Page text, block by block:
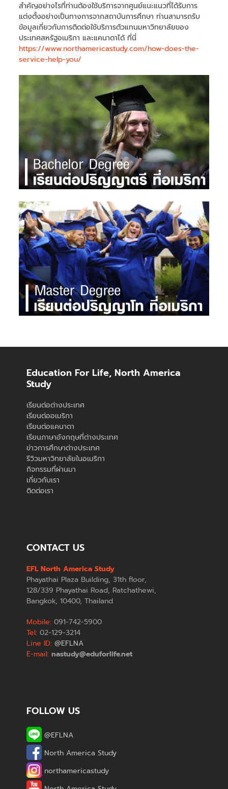
สำคัญอย่างไรที่ท่านต้องใช้บริการจากศูนย์แนะแนวที่ได้รับการ
แต่งตั้งอย่างเป็นทางการจากสถาบันการศึกษา ท่านสามารถรับ
ข้อมูลเกี่ยวกับการติดต่อใช้บริการตัวแทนมหาวิทยาลัยของ
ประเทศสหรัฐอเมริกา และแคนาดาได้ ที่นี่
https://www.northamericastudy.com/how-does-the-
service-help-you/
Education For Life, North America
Study
เรียนต่อต่างประเทศ
เรียนต่ออเมริกา
เรียนต่อแคนาดา
เรียนภาษาอังกฤษที่ต่างประเทศ
ข่าวการศึกษาต่างประเทศ
รีวิวมหาวิทยาลัยในอเมริกา
กิจกรรมที่ผ่านมา
เกี่ยวกับเรา
ติดต่อเรา
CONTACT US
EFL North America Study
Phayathai Plaza Building, 31th floor,
128/339 Phayathai Road, Ratchathewi,
Bangkok, 10400, Thailand
Mobile: 091-742-5900
Tel: 02-129-3214
Line ID: @EFLNA
E-mail: nastudy@eduforlife.net
FOLLOW US
@EFLNA
North America Study
northamericastudy